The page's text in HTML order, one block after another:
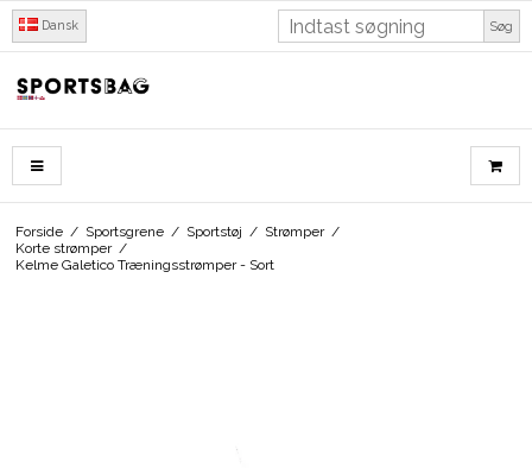
Dansk Søg
Forside / Sportsgrene / Sportstøj / Strømper /
Korte strømper /
Kelme Galetico Træningsstrømper - Sort